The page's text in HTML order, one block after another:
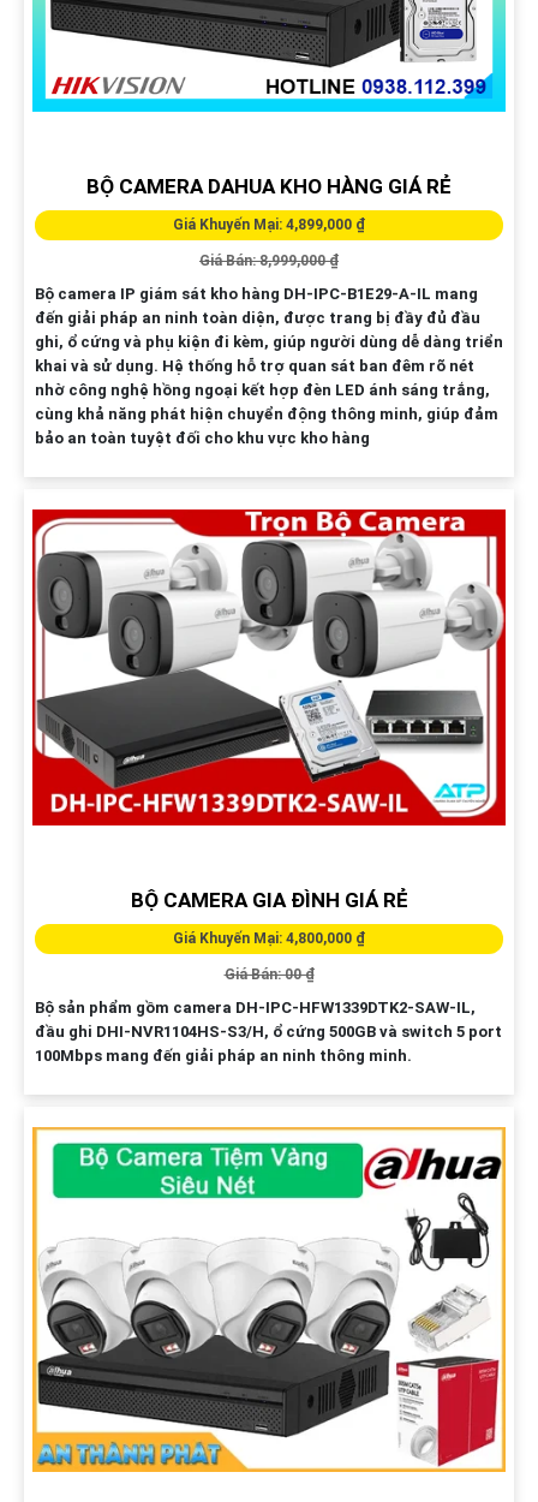
BỘ CAMERA DAHUA KHO HÀNG GIÁ RẺ
Giá Khuyến Mại: 4,899,000 ₫
Giá Bán: 8,999,000 ₫
Bộ camera IP giám sát kho hàng DH-IPC-B1E29-A-IL mang
đến giải pháp an ninh toàn diện, được trang bị đầy đủ đầu
ghi, ổ cứng và phụ kiện đi kèm, giúp người dùng dễ dàng triển
khai và sử dụng. Hệ thống hỗ trợ quan sát ban đêm rõ nét
nhờ công nghệ hồng ngoại kết hợp đèn LED ánh sáng trắng,
cùng khả năng phát hiện chuyển động thông minh, giúp đảm
bảo an toàn tuyệt đối cho khu vực kho hàng
BỘ CAMERA GIA ĐÌNH GIÁ RẺ
Giá Khuyến Mại: 4,800,000 ₫
Giá Bán: 00 ₫
Bộ sản phẩm gồm camera DH-IPC-HFW1339DTK2-SAW-IL,
đầu ghi DHI-NVR1104HS-S3/H, ổ cứng 500GB và switch 5 port
100Mbps mang đến giải pháp an ninh thông minh.